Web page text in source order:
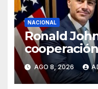
NACIONAL
Ronald
EU para la
región
AGO 8, 2026